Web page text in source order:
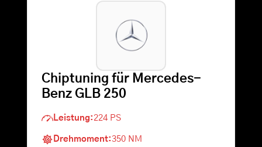
Warenkorb
Chiptuning für Mercedes-
Benz GLB 250
Leistung: 224 PS
Drehmoment:350 NM